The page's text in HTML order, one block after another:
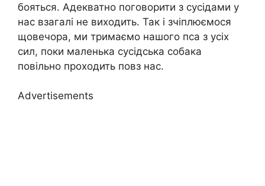
бояться. Адекватно поговорити з сусідами у
нас взагалі не виходить. Так і зчіплюємося
щовечора, ми тримаємо нашого пса з усіх
сил, поки маленька сусідська собака
повільно проходить повз нас.
Advertisements